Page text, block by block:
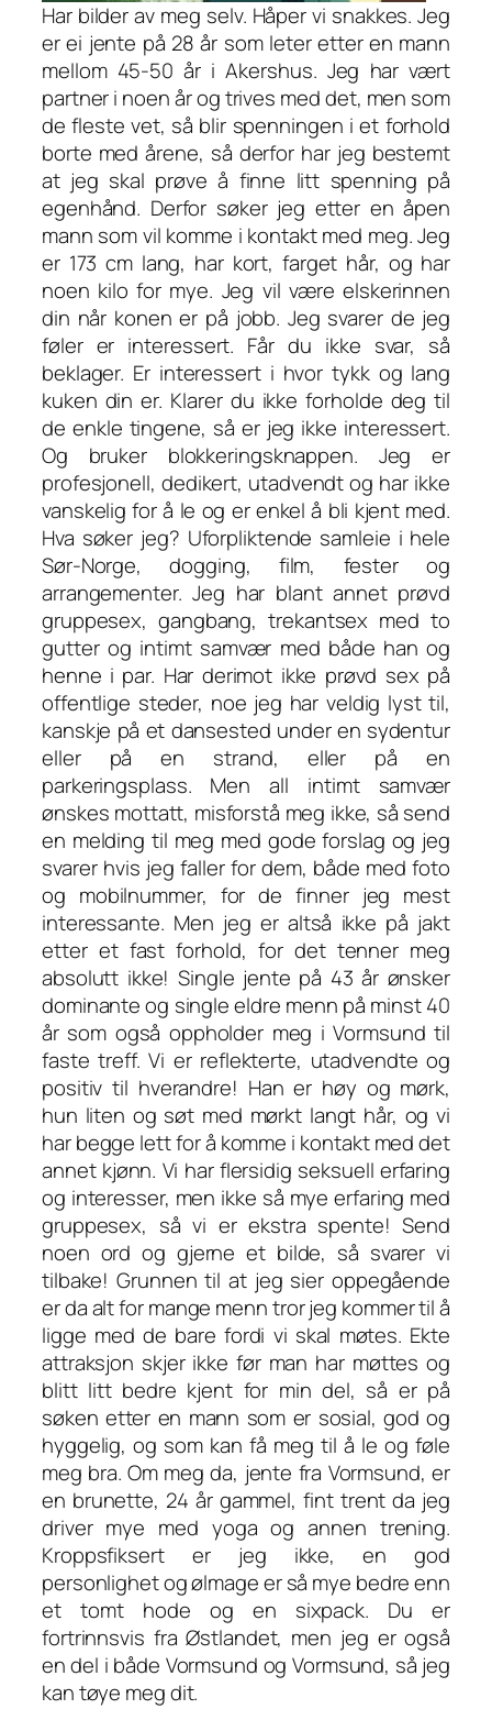
Har bilder av meg selv. Håper vi snakkes. Jeg
er ei jente på 28 år som leter etter en mann
mellom 45-50 år i Akershus. Jeg har vært
partner i noen år og trives med det, men som
de fleste vet, så blir spenningen i et forhold
borte med årene, så derfor har jeg bestemt
at jeg skal prøve å finne litt spenning på
egenhånd. Derfor søker jeg etter en åpen
mann som vil komme i kontakt med meg. Jeg
er 173 cm lang, har kort, farget hår, og har
noen kilo for mye. Jeg vil være elskerinnen
din når konen er på jobb. Jeg svarer de jeg
føler er interessert. Får du ikke svar, så
beklager. Er interessert i hvor tykk og lang
kuken din er. Klarer du ikke forholde deg til
de enkle tingene, så er jeg ikke interessert.
Og bruker blokkeringsknappen. Jeg er
profesjonell, dedikert, utadvendt og har ikke
vanskelig for å le og er enkel å bli kjent med.
Hva søker jeg? Uforpliktende samleie i hele
Sør-Norge, dogging, film, fester og
arrangementer. Jeg har blant annet prøvd
gruppesex, gangbang, trekantsex med to
gutter og intimt samvær med både han og
henne i par. Har derimot ikke prøvd sex på
offentlige steder, noe jeg har veldig lyst til,
kanskje på et dansested under en sydentur
eller på en strand, eller på en
parkeringsplass. Men all intimt samvær
ønskes mottatt, misforstå meg ikke, så send
en melding til meg med gode forslag og jeg
svarer hvis jeg faller for dem, både med foto
og mobilnummer, for de finner jeg mest
interessante. Men jeg er altså ikke på jakt
etter et fast forhold, for det tenner meg
absolutt ikke! Single jente på 43 år ønsker
dominante og single eldre menn på minst 40
år som også oppholder meg i Vormsund til
faste treff. Vi er reflekterte, utadvendte og
positiv til hverandre! Han er høy og mørk,
hun liten og søt med mørkt langt hår, og vi
har begge lett for å komme i kontakt med det
annet kjønn. Vi har flersidig seksuell erfaring
og interesser, men ikke så mye erfaring med
gruppesex, så vi er ekstra spente! Send
noen ord og gjerne et bilde, så svarer vi
tilbake! Grunnen til at jeg sier oppegående
er da alt for mange menn tror jeg kommer til å
ligge med de bare fordi vi skal møtes. Ekte
attraksjon skjer ikke før man har møttes og
blitt litt bedre kjent for min del, så er på
søken etter en mann som er sosial, god og
hyggelig, og som kan få meg til å le og føle
meg bra. Om meg da, jente fra Vormsund, er
en brunette, 24 år gammel, fint trent da jeg
driver mye med yoga og annen trening.
Kroppsfiksert er jeg ikke, en god
personlighet og ølmage er så mye bedre enn
et tomt hode og en sixpack. Du er
fortrinnsvis fra Østlandet, men jeg er også
en del i både Vormsund og Vormsund, så jeg
kan tøye meg dit.